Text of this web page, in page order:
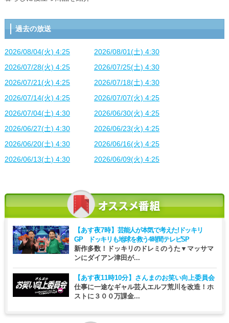
過去の放送
2026/08/04(火) 4:25
2026/08/01(土) 4:30
2026/07/28(火) 4:25
2026/07/25(土) 4:30
2026/07/21(火) 4:25
2026/07/18(土) 4:30
2026/07/14(火) 4:25
2026/07/07(火) 4:25
2026/07/04(土) 4:30
2026/06/30(火) 4:25
2026/06/27(土) 4:30
2026/06/23(火) 4:25
2026/06/20(土) 4:30
2026/06/16(火) 4:25
2026/06/13(土) 4:30
2026/06/09(火) 4:25
【あす夜7時】 芸能人が本気で考えた!ドッキリ
GP ドッキリも地球を救う4時間テレビSP
新作多数！ドッキリのドレミのうた▼マッサマ
ンにダイアン津田が...
【あす夜11時10分】 さんまのお笑い向上委員会
仕事に一途なギャル芸人エルフ荒川を改造！ホ
ストに３００万課金...